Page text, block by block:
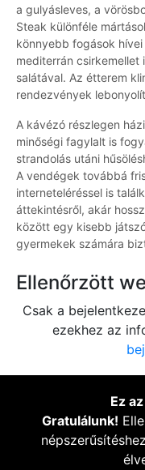
a gulyásleves, a
Steak különféle
könnyebb fogások
mediterrán csirkemellet
salátával. Az étterem
rendezvények
A kávézó részlegen
minőségi fagylalt is
strandolás utáni
A vendégek továbbá
interneteléréssel is
áttekintésről, akár
között egy kisebb
gyermekek számára
Ellenőrzött
Csak a
ezekhez az
Ez
Gratulálunk!